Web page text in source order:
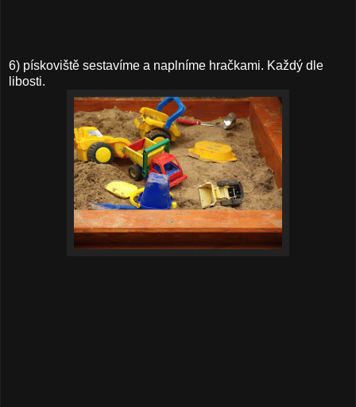
6) pískoviště sestavíme a naplníme hračkami. Každý dle
libosti.